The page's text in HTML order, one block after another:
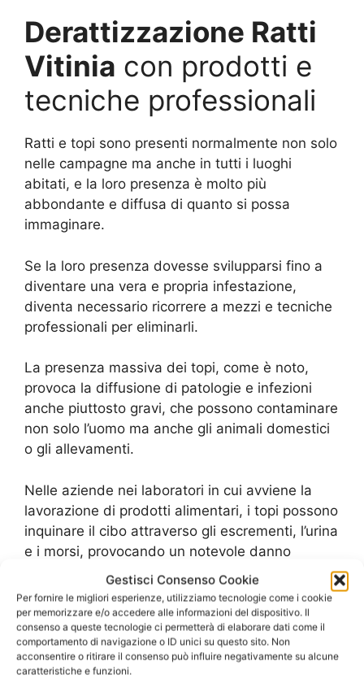
Gestisci Consenso Cookie
Per fornire le migliori esperienze, utilizziamo tecnologie come i cookie
per memorizzare e/o accedere alle informazioni del dispositivo. Il
consenso a queste tecnologie ci permetterà di elaborare dati come il
comportamento di navigazione o ID unici su questo sito. Non
acconsentire o ritirare il consenso può influire negativamente su alcune
caratteristiche e funzioni.
Derattizzazione Ratti
Vitinia con prodotti e
tecniche professionali
Ratti e topi sono presenti normalmente non solo
nelle campagne ma anche in tutti i luoghi
abitati, e la loro presenza è molto più
abbondante e diffusa di quanto si possa
immaginare.
Se la loro presenza dovesse svilupparsi fino a
diventare una vera e propria infestazione,
diventa necessario ricorrere a mezzi e tecniche
professionali per eliminarli.
La presenza massiva dei topi, come è noto,
provoca la diffusione di patologie e infezioni
anche piuttosto gravi, che possono contaminare
non solo l’uomo ma anche gli animali domestici
o gli allevamenti.
Nelle aziende nei laboratori in cui avviene la
lavorazione di prodotti alimentari, i topi possono
inquinare il cibo attraverso gli escrementi, l’urina
e i morsi, provocando un notevole danno
economico. L’unico sistema per evitare lo
sviluppo di una colonia di grandi dimensioni, e
le relative, gravi, conseguenze, è quello di
rivolgersi ad un’azienda specializzata nelle
operazioni diDerattizzazione Ratti Vitinia e
disinfestazione professionale, che possa